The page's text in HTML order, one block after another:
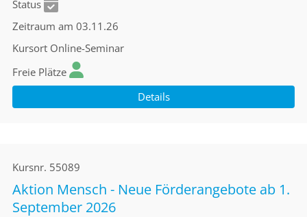
Status
Zeitraum am 03.11.26
Kursort Online-Seminar
Freie Plätze
Details
Kursnr. 55089
Aktion Mensch - Neue Förderangebote ab 1.
September 2026